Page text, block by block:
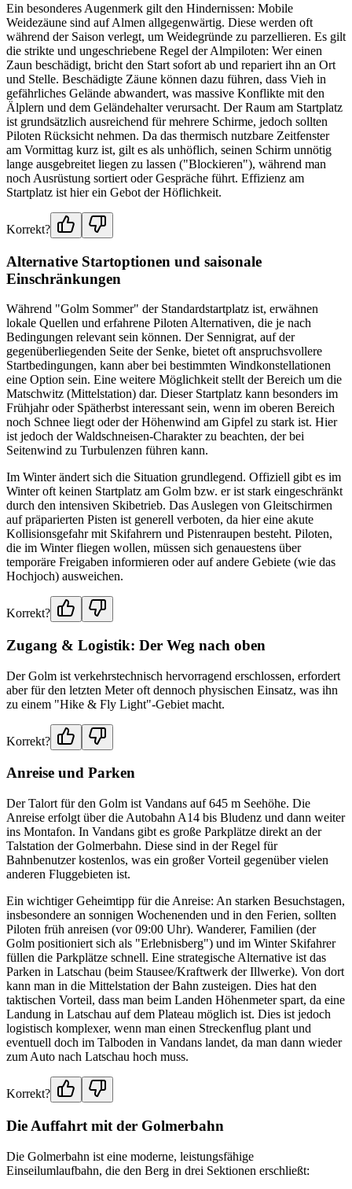
Ein besonderes Augenmerk gilt den Hindernissen: Mobile
Weidezäune sind auf Almen allgegenwärtig. Diese werden oft
während der Saison verlegt, um Weidegründe zu parzellieren. Es gilt
die strikte und ungeschriebene Regel der Almpiloten: Wer einen
Zaun beschädigt, bricht den Start sofort ab und repariert ihn an Ort
und Stelle. Beschädigte Zäune können dazu führen, dass Vieh in
gefährliches Gelände abwandert, was massive Konflikte mit den
Älplern und dem Geländehalter verursacht. Der Raum am Startplatz
ist grundsätzlich ausreichend für mehrere Schirme, jedoch sollten
Piloten Rücksicht nehmen. Da das thermisch nutzbare Zeitfenster
am Vormittag kurz ist, gilt es als unhöflich, seinen Schirm unnötig
lange ausgebreitet liegen zu lassen ("Blockieren"), während man
noch Ausrüstung sortiert oder Gespräche führt. Effizienz am
Startplatz ist hier ein Gebot der Höflichkeit.
Korrekt?
Alternative Startoptionen und saisonale
Einschränkungen
Während "Golm Sommer" der Standardstartplatz ist, erwähnen
lokale Quellen und erfahrene Piloten Alternativen, die je nach
Bedingungen relevant sein können. Der Sennigrat, auf der
gegenüberliegenden Seite der Senke, bietet oft anspruchsvollere
Startbedingungen, kann aber bei bestimmten Windkonstellationen
eine Option sein. Eine weitere Möglichkeit stellt der Bereich um die
Matschwitz (Mittelstation) dar. Dieser Startplatz kann besonders im
Frühjahr oder Spätherbst interessant sein, wenn im oberen Bereich
noch Schnee liegt oder der Höhenwind am Gipfel zu stark ist. Hier
ist jedoch der Waldschneisen-Charakter zu beachten, der bei
Seitenwind zu Turbulenzen führen kann.
Im Winter ändert sich die Situation grundlegend. Offiziell gibt es im
Winter oft keinen Startplatz am Golm bzw. er ist stark eingeschränkt
durch den intensiven Skibetrieb. Das Auslegen von Gleitschirmen
auf präparierten Pisten ist generell verboten, da hier eine akute
Kollisionsgefahr mit Skifahrern und Pistenraupen besteht. Piloten,
die im Winter fliegen wollen, müssen sich genauestens über
temporäre Freigaben informieren oder auf andere Gebiete (wie das
Hochjoch) ausweichen.
Korrekt?
Zugang & Logistik: Der Weg nach oben
Der Golm ist verkehrstechnisch hervorragend erschlossen, erfordert
aber für den letzten Meter oft dennoch physischen Einsatz, was ihn
zu einem "Hike & Fly Light"-Gebiet macht.
Korrekt?
Anreise und Parken
Der Talort für den Golm ist Vandans auf 645 m Seehöhe. Die
Anreise erfolgt über die Autobahn A14 bis Bludenz und dann weiter
ins Montafon. In Vandans gibt es große Parkplätze direkt an der
Talstation der Golmerbahn. Diese sind in der Regel für
Bahnbenutzer kostenlos, was ein großer Vorteil gegenüber vielen
anderen Fluggebieten ist.
Ein wichtiger Geheimtipp für die Anreise: An starken Besuchstagen,
insbesondere an sonnigen Wochenenden und in den Ferien, sollten
Piloten früh anreisen (vor 09:00 Uhr). Wanderer, Familien (der
Golm positioniert sich als "Erlebnisberg") und im Winter Skifahrer
füllen die Parkplätze schnell. Eine strategische Alternative ist das
Parken in Latschau (beim Stausee/Kraftwerk der Illwerke). Von dort
kann man in die Mittelstation der Bahn zusteigen. Dies hat den
taktischen Vorteil, dass man beim Landen Höhenmeter spart, da eine
Landung in Latschau auf dem Plateau möglich ist. Dies ist jedoch
logistisch komplexer, wenn man einen Streckenflug plant und
eventuell doch im Talboden in Vandans landet, da man dann wieder
zum Auto nach Latschau hoch muss.
Korrekt?
Die Auffahrt mit der Golmerbahn
Die Golmerbahn ist eine moderne, leistungsfähige
Einseilumlaufbahn, die den Berg in drei Sektionen erschließt: